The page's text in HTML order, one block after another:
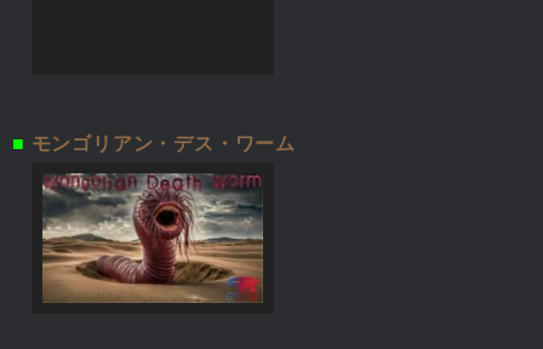
■ モンゴリアン・デス・ワーム